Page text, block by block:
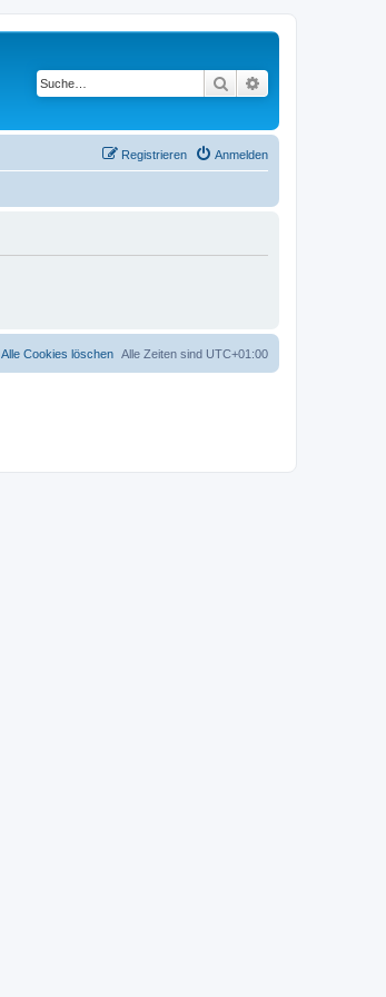
Suche
Anmelden
Registrieren
Alle Zeiten sind UTC+01:00
Alle Cookies löschen